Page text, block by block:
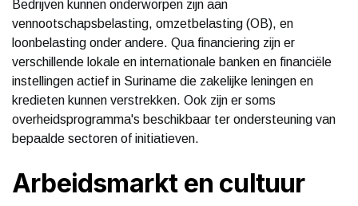
Bedrijven kunnen onderworpen zijn aan
vennootschapsbelasting, omzetbelasting (OB), en
loonbelasting onder andere. Qua financiering zijn er
verschillende lokale en internationale banken en financiële
instellingen actief in Suriname die zakelijke leningen en
kredieten kunnen verstrekken. Ook zijn er soms
overheidsprogramma's beschikbaar ter ondersteuning van
bepaalde sectoren of initiatieven.
Arbeidsmarkt en cultuur